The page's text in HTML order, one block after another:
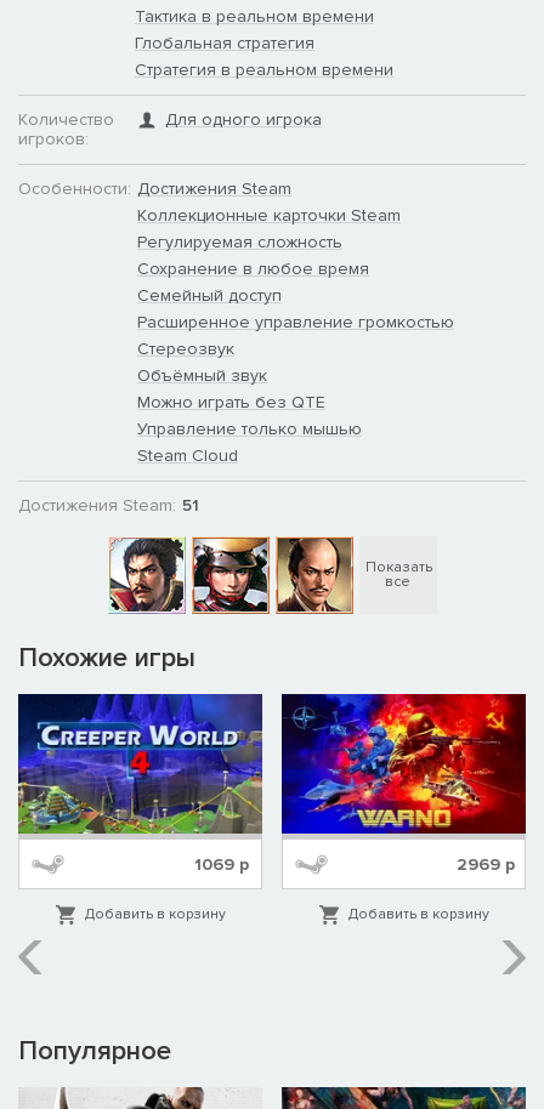
Тактика в реальном времени
Глобальная стратегия
Стратегия в реальном времени
Количество
игроков:
Для одного игрока
Особенности: Достижения Steam
Коллекционные карточки Steam
Регулируемая сложность
Сохранение в любое время
Семейный доступ
Расширенное управление громкостью
Стереозвук
Объёмный звук
Можно играть без QTE
Управление только мышью
Steam Cloud
Достижения Steam: 51
Показать
все
Похожие игры
1069 р
Добавить в корзину
2969р
Добавить в корзину
Популярное